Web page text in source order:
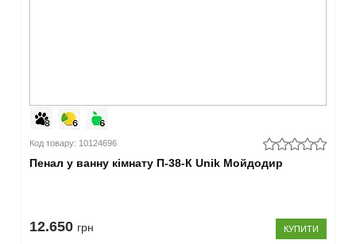
Код товару: 10124696
Пенал у ванну кімнату П-38-К Unik Мойдодир
12.650 грн КУПИТИ